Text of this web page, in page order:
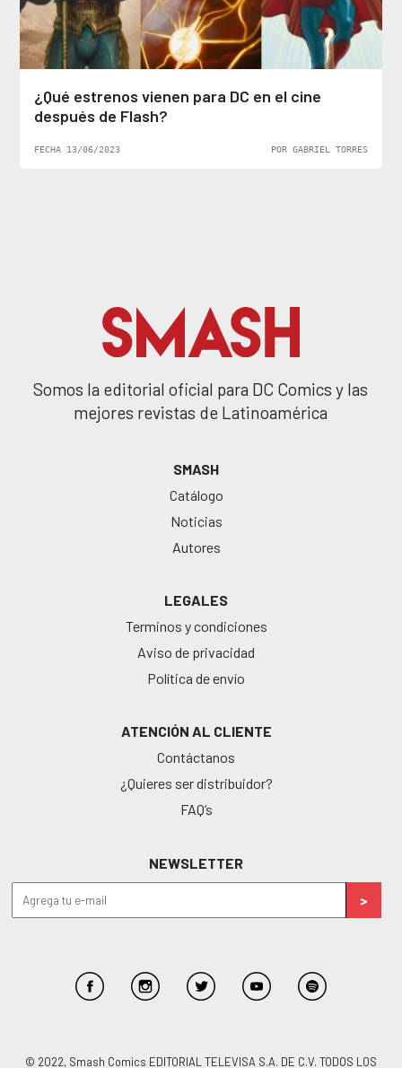
¿Qué estrenos vienen para DC en el cine
después de Flash?
FECHA 13/06/2023 POR GABRIEL TORRES
Somos la editorial oficial para DC Comics y las
mejores revistas de Latinoamérica
SMASH
Catálogo
Noticias
Autores
LEGALES
Terminos y condiciones
Aviso de privacidad
Política de envío
ATENCIÓN AL CLIENTE
Contáctanos
¿Quieres ser distribuidor?
FAQ’s
NEWSLETTER
© 2022, Smash Comics EDITORIAL TELEVISA S.A. DE C.V. TODOS LOS